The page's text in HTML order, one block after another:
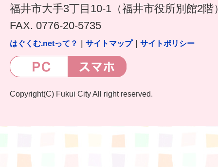
福井市大手3丁目10-1（福井市役所別館2階
FAX. 0776-20-5735
はぐくむ.netって？ サイトマップ｜ サイトポリシー
Copyright(C) Fukui City All right reserved.